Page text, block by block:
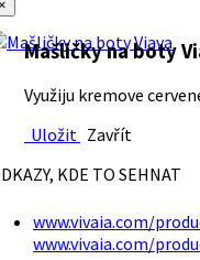
Mašličky na boty
Využiju kremove
Uložit Zavřít
KDE TO SEHNAT
www.vivaia.com/
www.vivaia.com/